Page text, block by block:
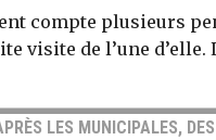
compte plusieurs
visite de l’une d’elle.
LES MUNICIPALES,